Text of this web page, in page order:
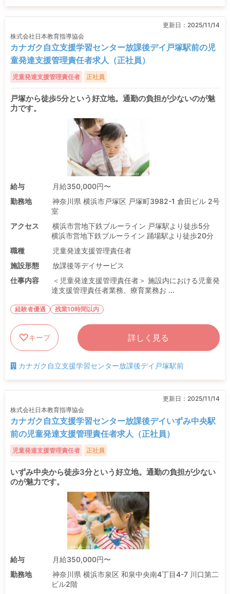
更新日： 2025/11/14
株式会社日本教育指導協会
カナガク自立支援学習センター放課後デイ戸塚駅前の児
童発達支援管理責任者求人（正社員）
児童発達支援管理責任者 正社員
戸塚から徒歩5分という好立地。通勤の負担が少ないのが魅
力です。
給与
月給350,000円〜
勤務地
神奈川県 横浜市戸塚区 戸塚町3982-1 倉田ビル 2号
室
アクセス
横浜市営地下鉄ブルーライン 戸塚駅より徒歩5分
横浜市営地下鉄ブルーライン 踊場駅より徒歩20分
職種
児童発達支援管理責任者
施設形態
放課後等デイサービス
仕事内容
＜児童発達支援管理責任者＞ 施設内における児童発
達支援管理責任者業務、療育業務お ...
経験者優遇 残業10時間以内
キープ 詳しく見る
カナガク自立支援学習センター放課後デイ戸塚駅前
更新日： 2025/11/14
株式会社日本教育指導協会
カナガク自立支援学習センター放課後デイいずみ中央駅
前の児童発達支援管理責任者求人（正社員）
児童発達支援管理責任者 正社員
いずみ中央から徒歩3分という好立地。通勤の負担が少ない
のが魅力です。
給与
月給350,000円〜
勤務地
神奈川県 横浜市泉区 和泉中央南4丁目4-7 川口第二
ビル2階